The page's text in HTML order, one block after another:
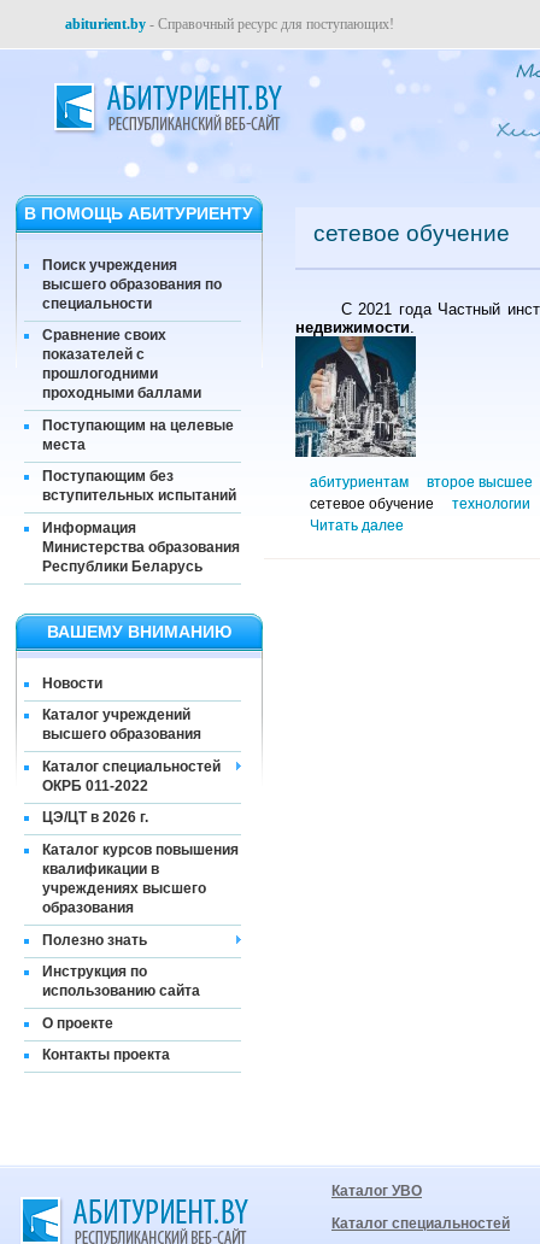
abiturient.by - Справочный ресурс для поступающих!
В ПОМОЩЬ АБИТУРИЕНТУ
Поиск учреждения
высшего образования по
специальности
Сравнение своих
показателей с
прошлогодними
проходными баллами
Поступающим на целевые
места
Поступающим без
вступительных испытаний
Информация
Министерства образования
Республики Беларусь
ВАШЕМУ ВНИМАНИЮ
Новости
Каталог учреждений
высшего образования
Каталог специальностей
ОКРБ 011-2022
ЦЭ/ЦТ в 2026 г.
Каталог курсов повышения
квалификации в
учреждениях высшего
образования
Полезно знать
Инструкция по
использованию сайта
О проекте
Контакты проекта
сетевое обучение
С 2021 года Частный
недвижимости.
абитуриентам
второе высшее
сетевое обучение
технологии
Читать далее
Каталог УВО
Каталог специальностей